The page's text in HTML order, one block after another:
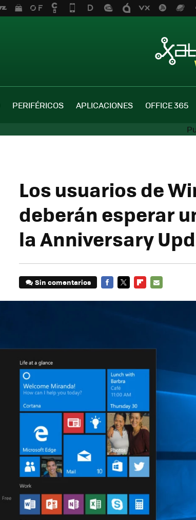
PERIFÉRICOS APLICACIONES OFFICE 365
Los usuarios de
deberán esperar
la Anniversary
Sin comentarios